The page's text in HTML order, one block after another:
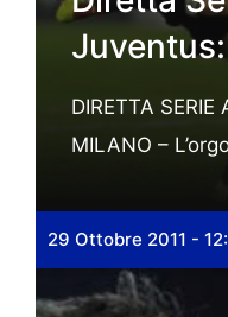
DIRETTA
MILANO –
29 Ottobre 2011 -